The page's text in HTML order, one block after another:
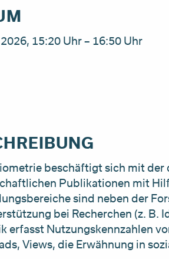
15:20 Uhr – 16:50 Uhr
beschäftigt sich mit der
Publikationen mit
sind neben der
bei Recherchen (z. B.
erfasst Nutzungskennzahlen
Views, die Erwähnung in